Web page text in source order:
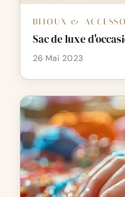
BIJOUX &
Sac de luxe
26 Mai 2023